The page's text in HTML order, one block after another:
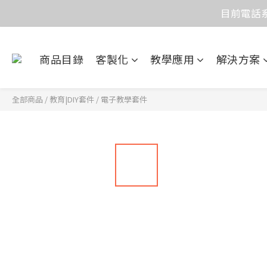
價
目前電話
商品目錄 客製化 教學應用 解決方案
全部商品 / 教育|DIY套件 / 電子教學套件